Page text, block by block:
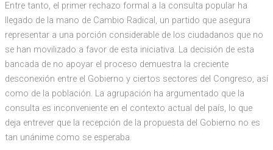
Entre tanto, el primer rechazo formal a la consulta popular ha
llegado de la mano de Cambio Radical, un partido que asegura
representar a una porción considerable de los ciudadanos que no
se han movilizado a favor de esta iniciativa. La decisión de esta
bancada de no apoyar el proceso demuestra la creciente
desconexión entre el Gobierno y ciertos sectores del Congreso, así
como de la población. La agrupación ha argumentado que la
consulta es inconveniente en el contexto actual del país, lo que
deja entrever que la recepción de la propuesta del Gobierno no es
tan unánime como se esperaba.